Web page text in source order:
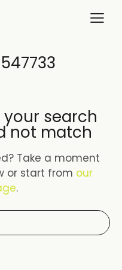
search
not match
Take a moment
or start from our
.